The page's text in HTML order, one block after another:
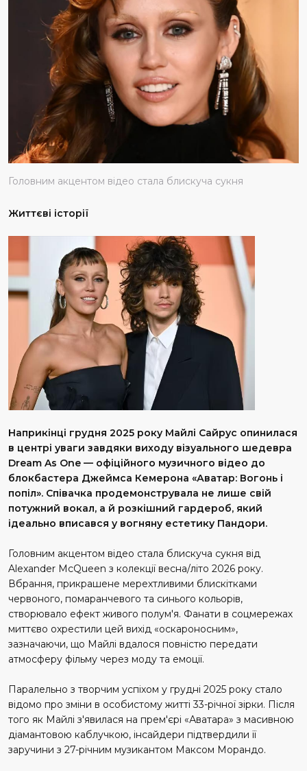
Головним акцентом відео стала блискуча сукня
Життєві історії
Наприкінці грудня 2025 року Майлі Сайрус опинилася
в центрі уваги завдяки виходу візуального шедевра
Dream As One — офіційного музичного відео до
блокбастера Джеймса Кемерона «Аватар: Вогонь і
попіл». Співачка продемонструвала не лише свій
потужний вокал, а й розкішний гардероб, який
ідеально вписався у вогняну естетику Пандори.
Головним акцентом відео стала блискуча сукня від
Alexander McQueen з колекції весна/літо 2026 року.
Вбрання, прикрашене мерехтливими блискітками
червоного, помаранчевого та синього кольорів,
створювало ефект живого полум'я. Фанати в соцмережах
миттєво охрестили цей вихід «оскароносним»,
зазначаючи, що Майлі вдалося повністю передати
атмосферу фільму через моду та емоції.
Паралельно з творчим успіхом у грудні 2025 року стало
відомо про зміни в особистому житті 33-річної зірки. Після
того як Майлі з'явилася на прем'єрі «Аватара» з масивною
діамантовою каблучкою, інсайдери підтвердили її
заручини з 27-річним музикантом Максом Морандо.